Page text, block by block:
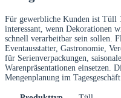
Für gewerbliche Kunden ist Tüll
interessant, wenn Dekorationen
schnell verarbeitbar sein sollen.
Eventausstatter, Gastronomie,
für Serienverpackungen,
Warenpräsentationen einsetzen.
Mengenplanung im Tagesgeschäft.